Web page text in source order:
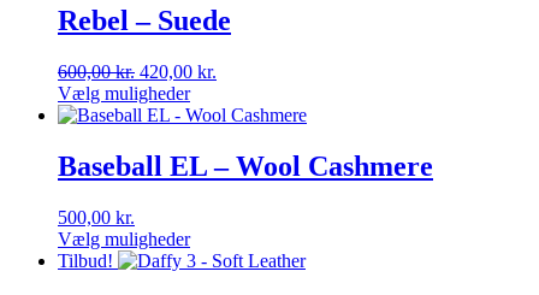
900,00 kr..630,00 kr..
har
flere
Mulighederne
kan
vælges
varesiden
Rebel – Suede
600,00kr. Den
oprindelige
pris
600,00 kr..
420,00 kr.
pris
420,00 kr..
Vælg muligheder
Dette
har
flere
Mulighederne
kan
vælges
Baseball EL – Wool Cashmere
500,00 kr.
Vælg muligheder
Dette
Tilbud!